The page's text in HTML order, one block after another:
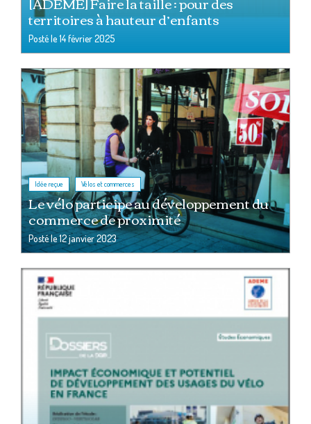
territoires à hauteur d’enfants
Posté le14 février 2025
Idée reçue , Vélos et commerces
Le vélo participe au développement du
commerce de proximité
Posté le12 janvier 2023